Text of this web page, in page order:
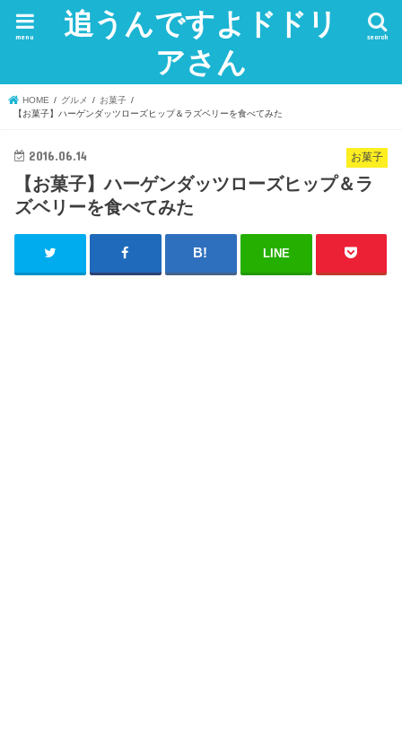
追うんですよドドリ
アさん
search
menu
HOME グルメ
お菓子
【お菓子】ハーゲンダッツローズヒップ＆ラズベリーを食べてみた
お菓子
2016.06.14
【お菓子】ハーゲンダッツローズヒップ＆ラ
ズベリーを食べてみた
LINE